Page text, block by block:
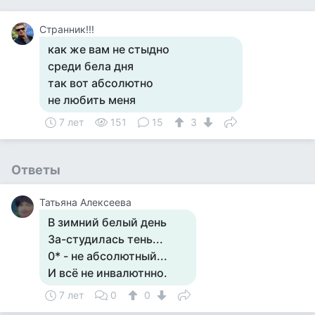
Странник!!!
как же вам не стыдно
среди бела дня
так вот абсолютно
не любить меня
7 лет 151 15 3
Ответы
Татьяна Алексеева
В зимний белый день
За-студилась тень...
0* - не абсолютный...
И всё не инвалютнно.
7 лет 0 0